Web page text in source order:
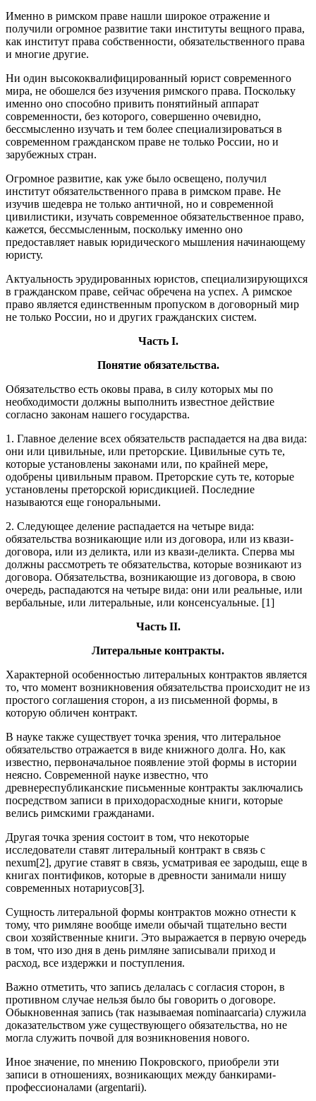
Именно в римском праве нашли широкое отражение и
получили огромное развитие таки институты вещного права,
как институт права собственности, обязательственного права
и многие другие.
Ни один высококвалифицированный юрист современного
мира, не обошелся без изучения римского права. Поскольку
именно оно способно привить понятийный аппарат
современности, без которого, совершенно очевидно,
бессмысленно изучать и тем более специализироваться в
современном гражданском праве не только России, но и
зарубежных стран.
Огромное развитие, как уже было освещено, получил
институт обязательственного права в римском праве. Не
изучив шедевра не только античной, но и современной
цивилистики, изучать современное обязательственное право,
кажется, бессмысленным, поскольку именно оно
предоставляет навык юридического мышления начинающему
юристу.
Актуальность эрудированных юристов, специализирующихся
в гражданском праве, сейчас обречена на успех. А римское
право является единственным пропуском в договорный мир
не только России, но и других гражданских систем.
Часть I.
Понятие обязательства.
Обязательство есть оковы права, в силу которых мы по
необходимости должны выполнить известное действие
согласно законам нашего государства.
1. Главное деление всех обязательств распадается на два вида:
они или цивильные, или преторские. Цивильные суть те,
которые установлены законами или, по крайней мере,
одобрены цивильным правом. Преторские суть те, которые
установлены преторской юрисдикцией. Последние
называются еще гоноральными.
2. Следующее деление распадается на четыре вида:
обязательства возникающие или из договора, или из квази-
договора, или из деликта, или из квази-деликта. Сперва мы
должны рассмотреть те обязательства, которые возникают из
договора. Обязательства, возникающие из договора, в свою
очередь, распадаются на четыре вида: они или реальные, или
вербальные, или литеральные, или консенсуальные. [1]
Часть II.
Литеральные контракты.
Характерной особенностью литеральных контрактов является
то, что момент возникновения обязательства происходит не из
простого соглашения сторон, а из письменной формы, в
которую обличен контракт.
В науке также существует точка зрения, что литеральное
обязательство отражается в виде книжного долга. Но, как
известно, первоначальное появление этой формы в истории
неясно. Современной науке известно, что
древнереспубликанские письменные контракты заключались
посредством записи в приходорасходные книги, которые
велись римскими гражданами.
Другая точка зрения состоит в том, что некоторые
исследователи ставят литеральный контракт в связь с
nexum[2], другие ставят в связь, усматривая ее зародыш, еще в
книгах понтификов, которые в древности занимали нишу
современных нотариусов[3].
Сущность литеральной формы контрактов можно отнести к
тому, что римляне вообще имели обычай тщательно вести
свои хозяйственные книги. Это выражается в первую очередь
в том, что изо дня в день римляне записывали приход и
расход, все издержки и поступления.
Важно отметить, что запись делалась с согласия сторон, в
противном случае нельзя было бы говорить о договоре.
Обыкновенная запись (так называемая nominaarcaria) служила
доказательством уже существующего обязательства, но не
могла служить почвой для возникновения нового.
Иное значение, по мнению Покровского, приобрели эти
записи в отношениях, возникающих между банкирами-
профессионалами (argentarii).